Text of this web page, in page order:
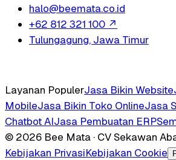
halo@beemata.co.id
+62 812 321 100 ↗
Tulungagung, Jawa Timur
Layanan PopulerJasa Bikin Website
MobileJasa Bikin Toko OnlineJasa
Chatbot AIJasa Pembuatan ERP
© 2026 Bee Mata · CV Sekawan
Kebijakan PrivasiKebijakan Cookie